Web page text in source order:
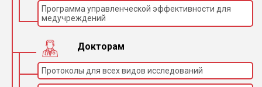
Программа управленческой эффективности для
медучреждений
Докторам
Протоколы для всех видов исследований